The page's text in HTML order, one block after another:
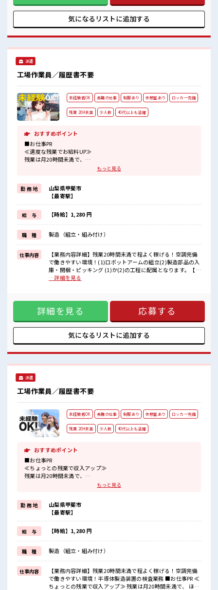
ストレス解消☆
安心してお仕事に集中♪
由！ (規定有)≪ラクラク制服アリ≫ 制服があるので、 毎日の
服装の悩み解消♪ ≪自分に合った期間で働ける≫ 福利厚生が
整った派遣のお仕事です！ ■職場の雰囲気 髪型・髪色自由♪
で楽しくおしゃべり！ ストレス解消☆ ロッカーあり！ 安心し
てお仕事に集中♪
気になるリストに追加する
派遣
工場作業員／履歴書不要
未経験者OK 長期の仕事 制服あり 休憩室あり ロッカー完備
残業 20H未満 少人数 40代以上も活躍
おすすめポイント
■お仕事PR
≪適度な残業でお給料UP≫
残業は月20時間未満で、
制服があるので、
毎日の服装の悩み解消♪
≪初めての仕事だけど自分にもできそう≫
新しいことにチャレンジするのは不安だけど、
しっかり働く環境が整っています！
イチからスキルUP・ステップUP目指していきましょう！
≪自分に向いている仕事が探せる≫
困った事などがあれば、
担当がしっかりサポートします！
■職場の雰囲気
少人数ですぐに馴染むことができそう♪
アットホームな環境☆
私物の置きすぎには注意が必要ですね★
もっと見る
勤 務 地
山梨県甲斐市
【最寄駅】
給 与 【時給】1,280 円
職 種 製造（組立・組み付け）
仕事内容
【業務内容詳細】残業20時間未満で程よく稼げる！空調完備
で働きやすい環境！(1)ロボットアームの組立(2)製造部品の入
庫・開梱・ピッキング (1)か(2)の工程に配属となります。【取
扱製品情報】ロボットアーム ■お仕事PR ≪適度な残業でお給
≪初めての仕事だけど自分にもできそう≫ 新しいことにチャ
レンジするのは不安だけど、 しっかり働く環境が整っていま
す！ イチからスキルUP・ステップUP目指していきましょ
う！ ≪自分に向いている仕事が探せる≫ 困った事などがあれ
ば、 担当がしっかりサポートします！ ■職場の雰囲気 少人数
ですぐに馴染むことができそう♪ アットホームな環境☆ 休憩
の置きすぎには注意が必要ですね★
…詳細を見る
詳細を見る 応募する
気になるリストに追加する
派遣
工場作業員／履歴書不要
未経験者OK 長期の仕事 制服あり 休憩室あり ロッカー完備
残業 20H未満 少人数 40代以上も活躍
おすすめポイント
■お仕事PR
≪ちょっとの残業で収入アップ≫
残業は月20時間未満で、
制服があるので、
毎日の服装の悩み解消♪
≪初めての仕事だけど自分にもできそう≫
新しいことにチャレンジするのは不安だけど、
しっかり働く環境が整っています！
イチからスキルUP・ステップUP目指していきましょう！
≪様々なお仕事をご提案≫
一人で悩まず気軽に相談できる、
派遣のお仕事です！
■職場の雰囲気
一緒に働く仲間ともなじみやすい少人数の職場☆
もっと見る
勤 務 地
山梨県甲斐市
【最寄駅】
給 与 【時給】1,280 円
職 種 製造（組立・組み付け）
仕事内容
【業務内容詳細】残業20時間未満で程よく稼げる！空調完備
で働きやすい環境！半導体製造装置の検査業務 ■お仕事PR ≪
ちょっとの残業で収入アップ≫ 残業は月20時間未満で、 ほど